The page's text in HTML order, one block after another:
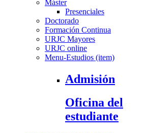
Máster
Presenciales
Doctorado
Formación Continua
URJC Mayores
URJC online
Menu-Estudios (item)
Admisión
Oficina del
estudiante